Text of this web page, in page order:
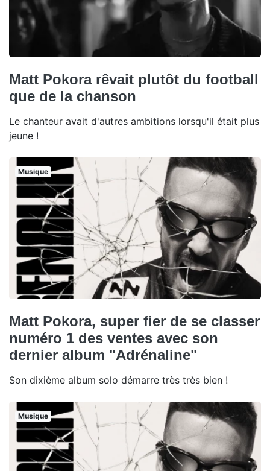
Matt Pokora rêvait plutôt du football
que de la chanson
Le chanteur avait d'autres ambitions lorsqu'il était plus
jeune !
Musique
Matt Pokora, super fier de se classer
numéro 1 des ventes avec son
dernier album "Adrénaline"
Son dixième album solo démarre très très bien !
Musique